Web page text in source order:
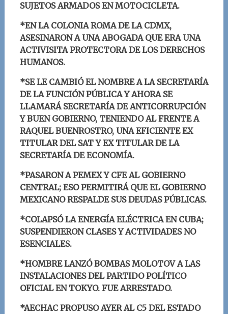
SUJETOS ARMADOS EN MOTOCICLETA.
*EN LA COLONIA ROMA DE LA CDMX,
ASESINARON A UNA ABOGADA QUE ERA UNA
ACTIVISITA PROTECTORA DE LOS DERECHOS
HUMANOS.
*SE LE CAMBIÓ EL NOMBRE A LA SECRETARÍA
DE LA FUNCIÓN PÚBLICA Y AHORA SE
LLAMARÁ SECRETARÍA DE ANTICORRUPCIÓN
Y BUEN GOBIERNO, TENIENDO AL FRENTE A
RAQUEL BUENROSTRO, UNA EFICIENTE EX
TITULAR DEL SAT Y EX TITULAR DE LA
SECRETARÍA DE ECONOMÍA.
*PASARON A PEMEX Y CFE AL GOBIERNO
CENTRAL; ESO PERMITIRÁ QUE EL GOBIERNO
MEXICANO RESPALDE SUS DEUDAS PÚBLICAS.
*COLAPSÓ LA ENERGÍA ELÉCTRICA EN CUBA;
SUSPENDIERON CLASES Y ACTIVIDADES NO
ESENCIALES.
*HOMBRE LANZÓ BOMBAS MOLOTOV A LAS
INSTALACIONES DEL PARTIDO POLÍTICO
OFICIAL EN TOKYO. FUE ARRESTADO.
*AECHAC PROPUSO AYER AL C5 DEL ESTADO